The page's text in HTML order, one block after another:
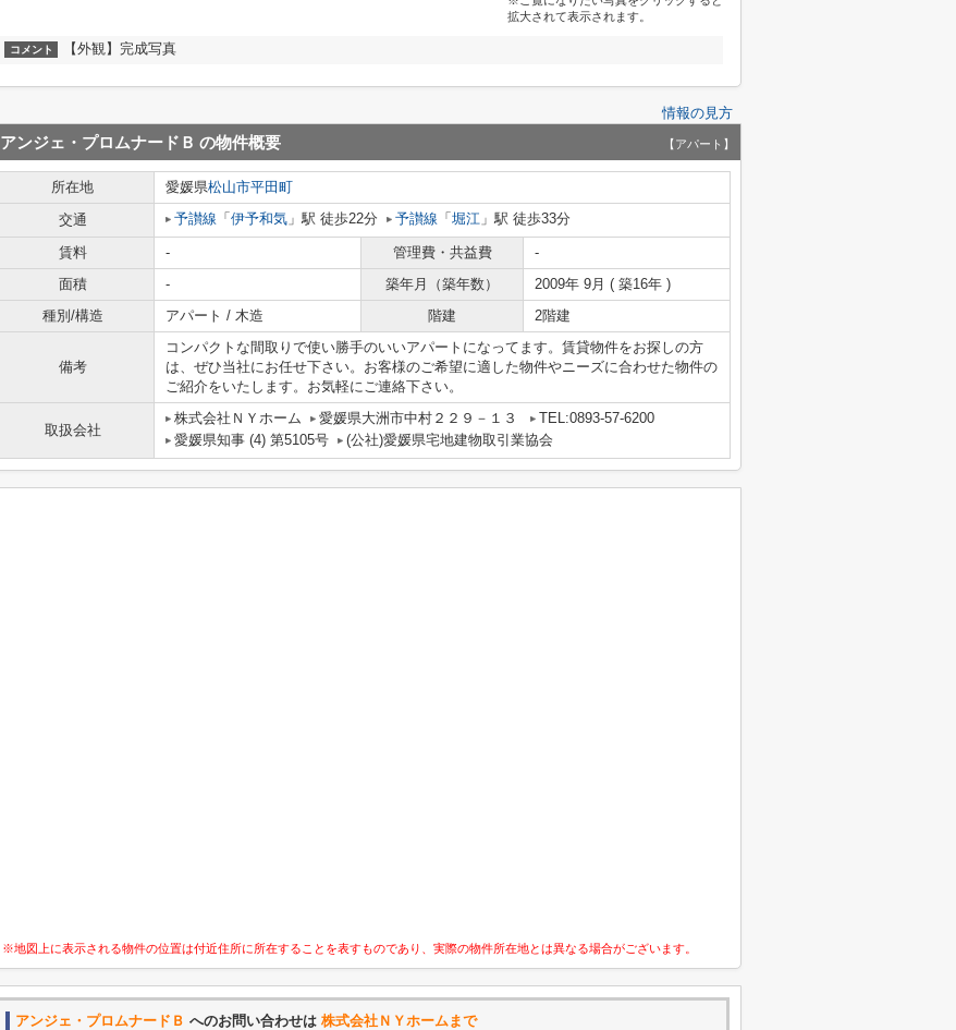
拡大されて表示されます。
コメント 【外観】完成写真
情報の見方
アンジェ・プロムナードＢ の物件概要 【アパート】
所在地 愛媛県松山市平田町
交通
予讃線 「 伊予和気 」駅 徒歩22分 予讃線 「 堀江 」駅 徒歩33分
賃料 - 管理費・共益費
-
面積
- 築年月（築年数）
2009年 9月 ( 築16年 )
種別/構造
アパート / 木造 階建 2階建
備考
コンパクトな間取りで使い勝手のいいアパートになってます。賃貸物件をお探しの方
は、ぜひ当社にお任せ下さい。お客様のご希望に適した物件やニーズに合わせた物件の
ご紹介をいたします。お気軽にご連絡下さい。
取扱会社
株式会社ＮＹホーム 愛媛県大洲市中村２２９－１３
TEL:0893-57-6200
愛媛県知事 (4) 第5105号
(公社)愛媛県宅地建物取引業協会
※地図上に表示される物件の位置は付近住所に所在することを表すものであり、実際の物件所在地とは異なる場合がございます。
アンジェ・プロムナードＢ へのお問い合わせは 株式会社ＮＹホームまで